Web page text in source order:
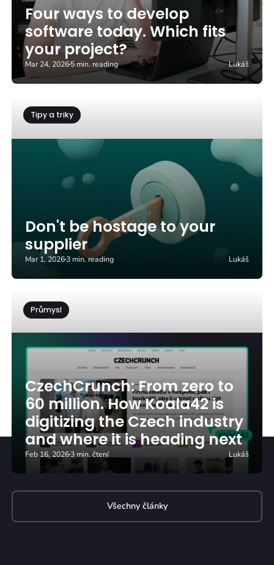
Four ways to develop
software today. Which fits
your project?
Mar 24, 20265 min. reading Lukáš
Tipy a triky
Don't be hostage to your
supplier
Mar 1, 20263 min. reading Lukáš
Průmysl
CzechCrunch: From zero to
60 million. How Koala42 is
digitizing the Czech industry
and where it is heading next
Feb 16, 20263 min. čtení Lukáš
Všechny články